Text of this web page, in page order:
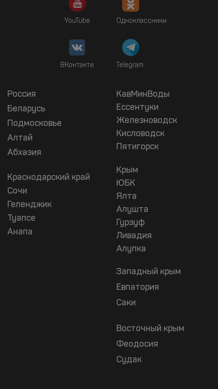
YouTube Одноклассники
ВКонтакте Telegram
Россия
Беларусь
Подмосковье
Алтай
Абхазия
Краснодарский край
Сочи
Геленджик
Туапсе
Анапа
КавМинВоды
Ессентуки
Железноводск
Кисловодск
Пятигорск
Крым
ЮБК
Ялта
Алушта
Гурзуф
Ливадия
Алупка
Западный крым
Евпатория
Саки
Восточный крым
Феодосия
Судак